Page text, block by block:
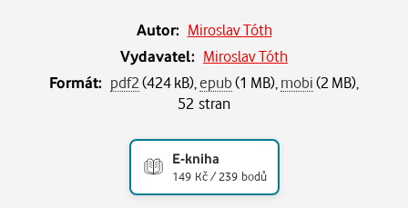
Autor: Miroslav Tóth
Vydavatel: Miroslav Tóth
Formát: pdf2(424 kB), epub(1 MB), mobi(2 MB),
52 stran
E-kniha
149 Kč / 239 bodů